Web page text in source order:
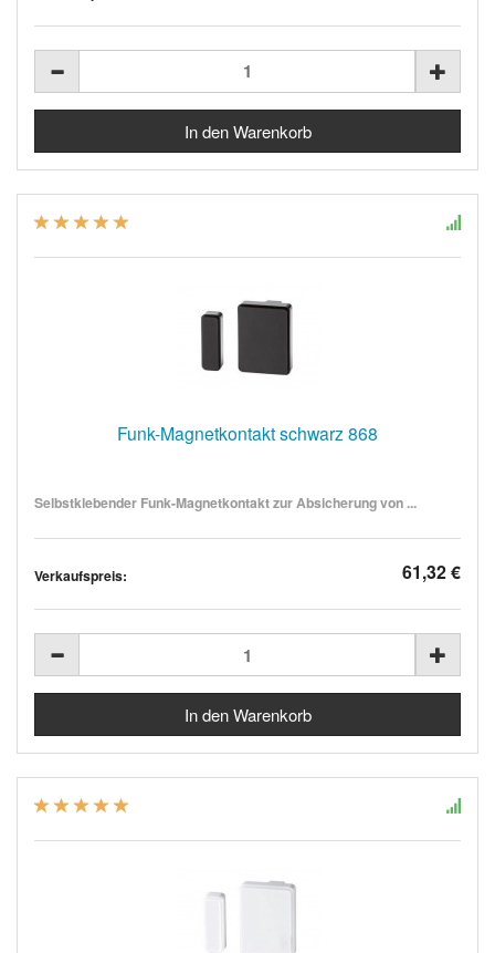
Funk-Magnetkontakt schwarz 868
Selbstklebender Funk-Magnetkontakt zur Absicherung von ...
Verkaufspreis: 61,32 €